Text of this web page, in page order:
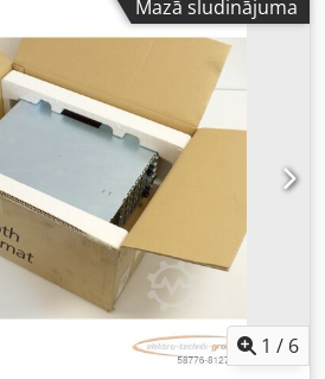
, emisijas klase:Euro 6,
Aprīkojums:ABS, gaisa
sistēma, stāvvietas sildītājs
Mazā sludinājuma
1 / 6